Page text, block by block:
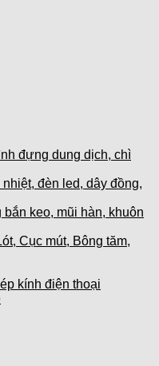
đựng dung dịch, chì
đèn led, dây đồng,
keo, mũi hàn, khuôn
Cục mút, Bông tăm,
kính điện thoại